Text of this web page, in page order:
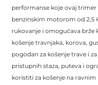
performanse koje ovaj
benzinskim motorom od 2,5
rukovanje i omogućava brže
košenje travnjaka, korova,
pogodan za košenje trave i
pristupnih staza, puteva i
koristiti za košenje na